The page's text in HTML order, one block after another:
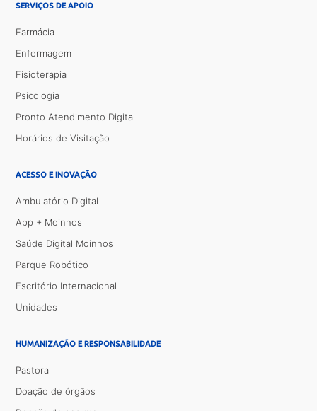
SERVIÇOS DE APOIO
Farmácia
Enfermagem
Fisioterapia
Psicologia
Pronto Atendimento Digital
Horários de Visitação
ACESSO E INOVAÇÃO
Ambulatório Digital
App + Moinhos
Saúde Digital Moinhos
Parque Robótico
Escritório Internacional
Unidades
HUMANIZAÇÃO E RESPONSABILIDADE
Pastoral
Doação de órgãos